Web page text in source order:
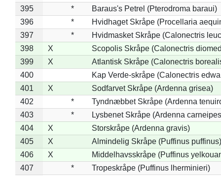
395
*
Baraus's Petrel (Pterodroma baraui)
396
*
Hvidhaget Skråpe (Procellaria
397
*
Hvidmasket Skråpe (Calonectris
398
X
Scopolis Skråpe (Calonectris
399
X
Atlantisk Skråpe (Calonectris
400
Kap Verde-skråpe (Calonectris
401
X
Sodfarvet Skråpe (Ardenna grisea)
402
*
Tyndnæbbet Skråpe (Ardenna
403
*
Lysbenet Skråpe (Ardenna
404
X
Storskråpe (Ardenna gravis)
405
X
Almindelig Skråpe (Puffinus puffinus)
406
X
Middelhavsskråpe (Puffinus
407
*
Tropeskråpe (Puffinus lherminieri)